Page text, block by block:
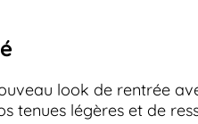
look de rentrée
tenues légères et de